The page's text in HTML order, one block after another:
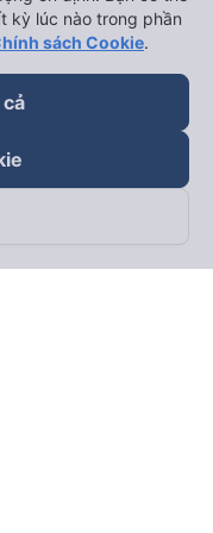
kỳ lúc nào trong phần
sách Cookie.